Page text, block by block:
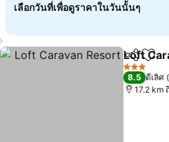
เลือกวันที่เพื่อดูราคาในวันนั้นๆ
แชร์ เพิ่ม
Loft
3 ดาว
8.5 ดีเลิศ
17.2 km